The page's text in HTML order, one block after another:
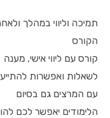
תמיכה וליווי במהלך
הקורס
קורס עם ליווי אישי, מענה
לשאלות ואפשרות
עם המרצים גם בסיום
הלימודים יאפשר לכם